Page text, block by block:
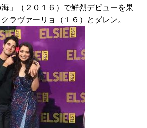
海」（２０１６）で鮮烈デビューを果
ラヴァーリョ（１６）とダレン。